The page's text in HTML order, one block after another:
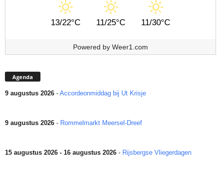
13/22°C 11/25°C 11/30°C
Powered by Weer1.com
Agenda
9 augustus 2026 - Accordeonmiddag bij Ut Krisje
9 augustus 2026 - Rommelmarkt Meersel-Dreef
15 augustus 2026 - 16 augustus 2026 - Rijsbergse Vliegerdagen